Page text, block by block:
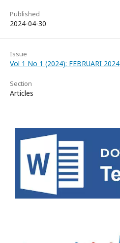
Published
2024-04-30
Issue
Vol 1 No 1 (2024): FEBRUARI 2024
Section
Articles